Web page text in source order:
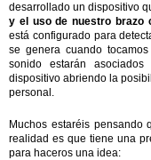
desarrollado un dispositivo
y el uso de nuestro brazo
está configurado para
se genera cuando
sonido estarán
dispositivo abriendo la
personal.
Muchos estaréis
realidad es que tiene una
para haceros una idea: